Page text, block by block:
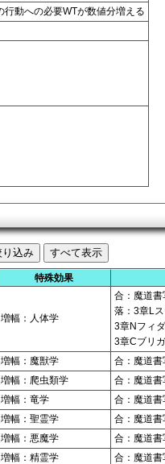
動への必要WTが数値分増える
特殊効果
増幅：人体学
合：魔道書
落：3章L
3章Nフィ
3章Cブリ
増幅：魔獣学
合：魔道書
増幅：爬虫類学
合：魔道書
増幅：竜学
合：魔道書
増幅：聖霊学
合：魔道書
増幅：悪魔学
合：魔道書
増幅：精霊学
合：魔道書